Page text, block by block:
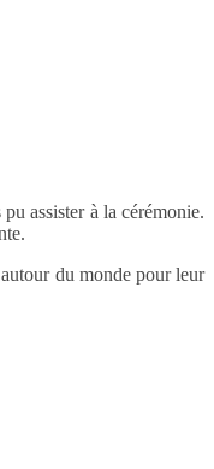
assister à la cérémonie.
du monde pour leur